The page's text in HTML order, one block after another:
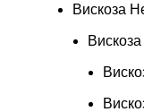
Вискоза